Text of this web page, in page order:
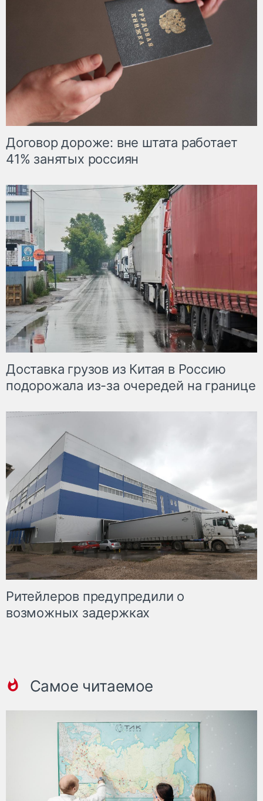
Договор дороже: вне штата работает
41% занятых россиян
Доставка грузов из Китая в Россию
подорожала из-за очередей на границе
Ритейлеров предупредили о
возможных задержках
Самое читаемое